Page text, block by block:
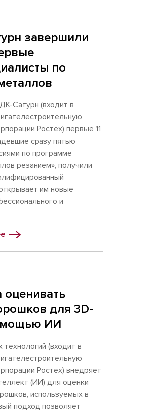
завершили
по
Сатурн (входит в
Ростех) первые 11
сразу пятью
по программе
резанием», получили
им новые
и
для 3D-
ИИ
(входит в
Ростех) внедряет
(ИИ) для оценки
используемых в
подход позволяет